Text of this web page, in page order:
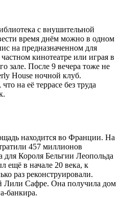
с внушительной
время днём можно в одном
на предназначенном для
кинотеатре или играя в
зале. После 9 вечера тоже не
House ночной клуб.
на её террасе без труда
находится во Франции. На
457 миллионов
для Короля Бельгии Леопольда
ещё в начале 20 века, к
раз реконструировали.
Лили Сафре. Она получила дом
банкира.